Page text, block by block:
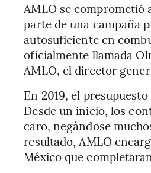
AMLO se comprometió
parte de una campaña
autosuficiente en
oficialmente llamada
AMLO, el director
En 2019, el
Desde un inicio, los
caro, negándose
resultado, AMLO
México que